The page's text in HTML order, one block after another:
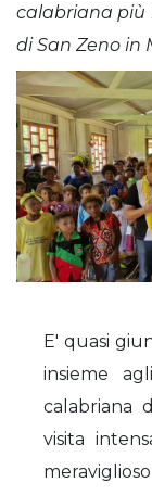
calabriana più
di San Zeno in
E' quasi
insieme
calabriana
visita